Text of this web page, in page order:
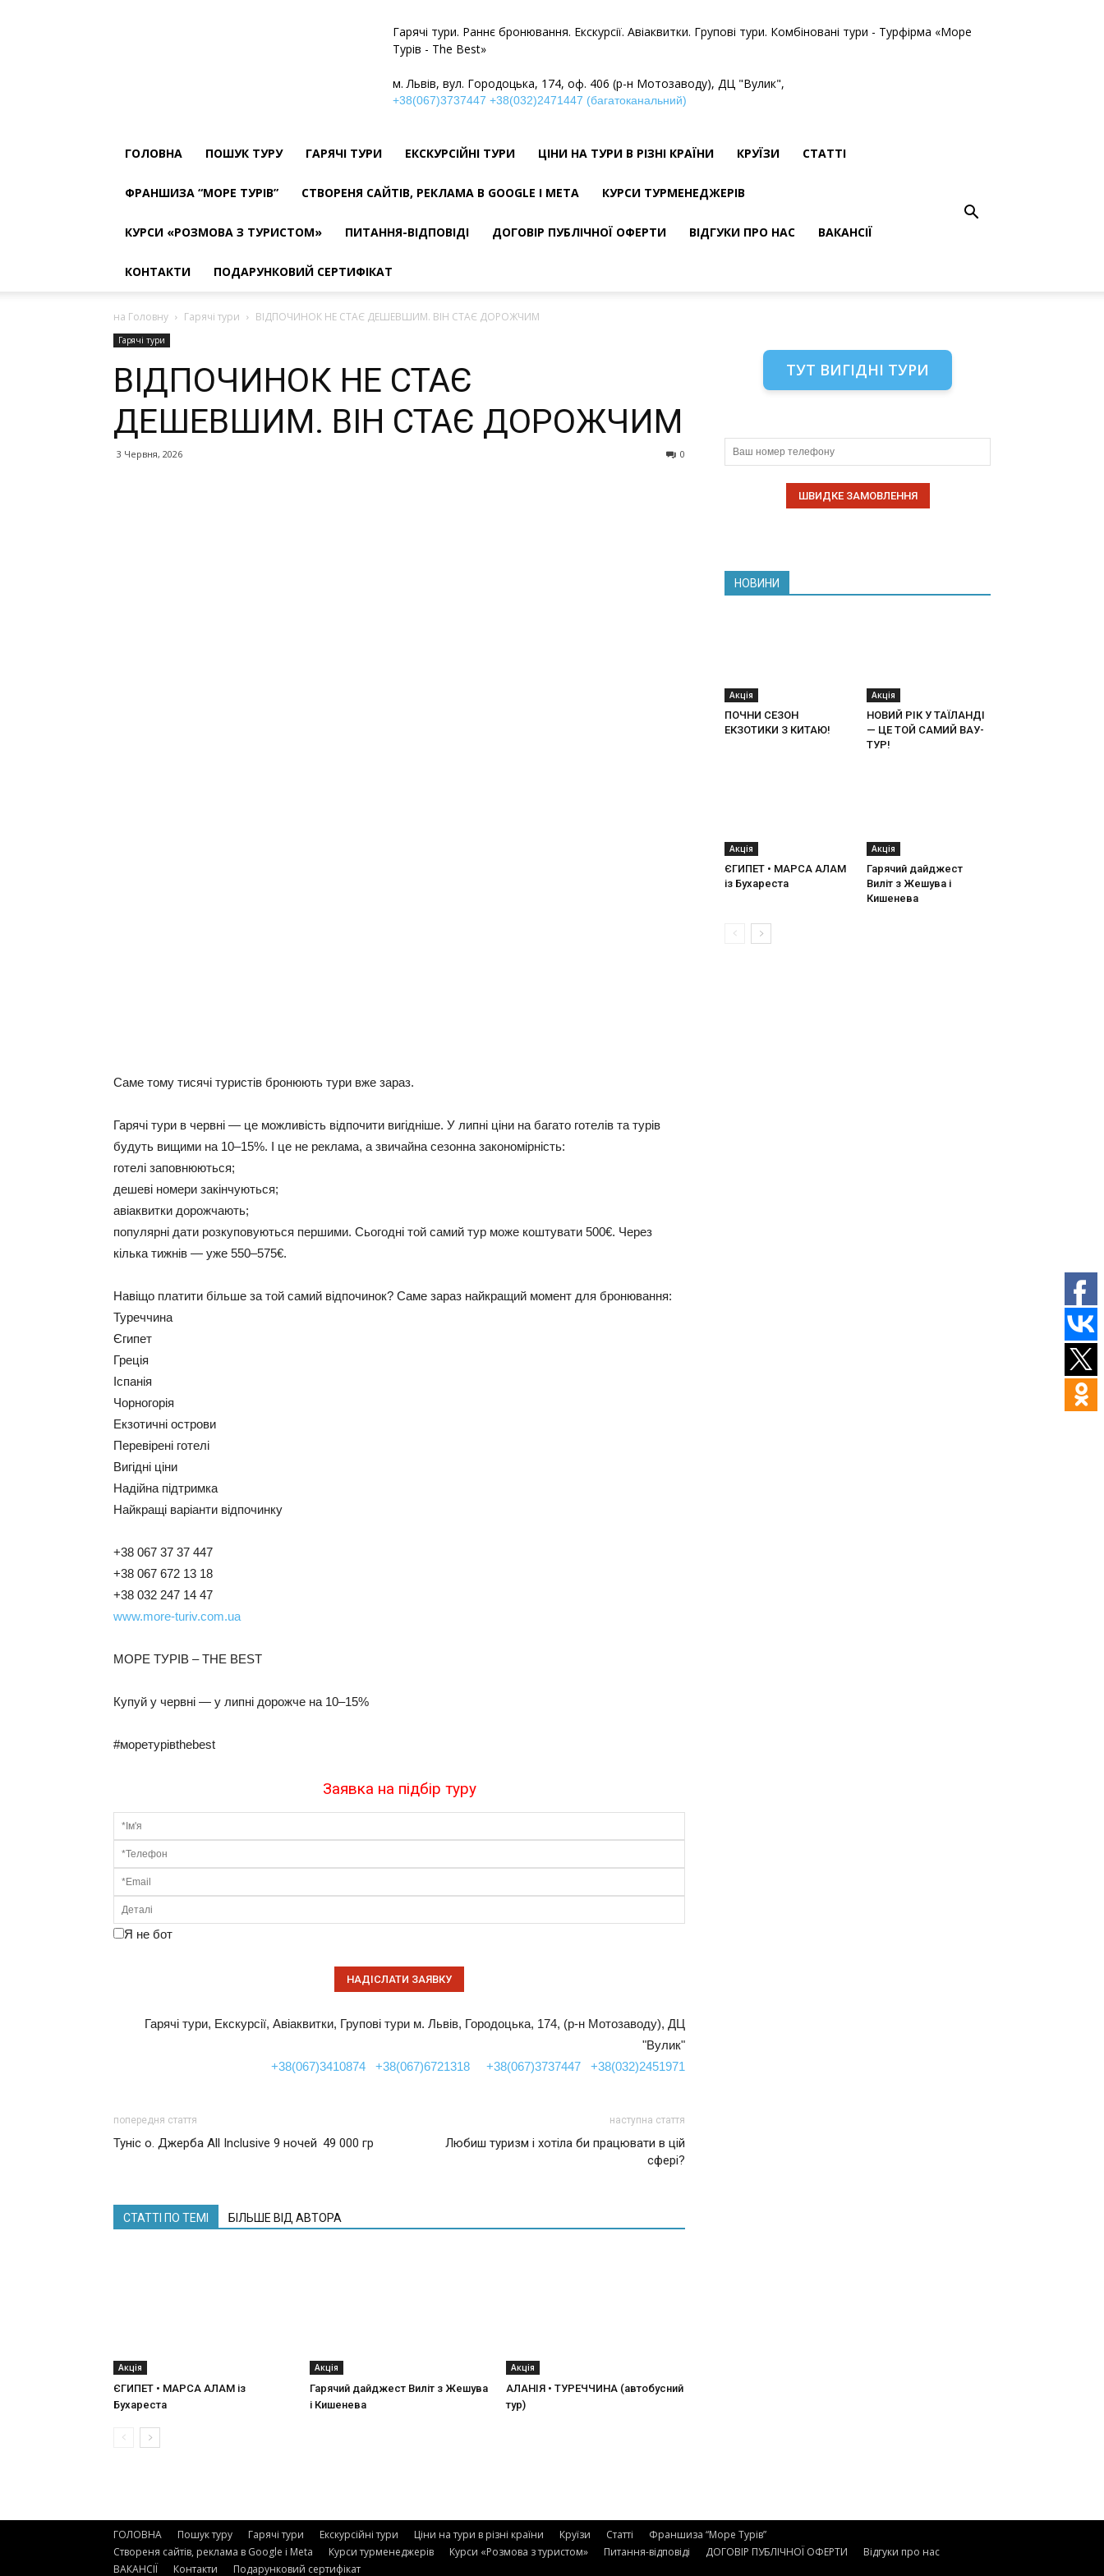
Гарячі тури. Раннє бронювання. Екскурсії. Авіаквитки. Групові тури. Комбіновані тури - Турфірма «Море
Турів - The Best»
м. Львів, вул. Городоцька, 174, оф. 406 (р-н Мотозаводу), ДЦ "Вулик",
+38(067)3737447 +38(032)2471447 (багатоканальний)
ГОЛОВНА ПОШУК ТУРУ ГАРЯЧІ ТУРИ ЕКСКУРСІЙНІ ТУРИ ЦІНИ НА ТУРИ В РІЗНІ КРАЇНИ КРУЇЗИ СТАТТІ
ФРАНШИЗА “МОРЕ ТУРІВ” СТВОРЕНЯ САЙТІВ, РЕКЛАМА В GOOGLE І META КУРСИ ТУРМЕНЕДЖЕРІВ
КУРСИ «РОЗМОВА З ТУРИСТОМ» ПИТАННЯ-ВІДПОВІДІ ДОГОВІР ПУБЛІЧНОЇ ОФЕРТИ ВІДГУКИ ПРО НАС ВАКАНСІЇ
КОНТАКТИ ПОДАРУНКОВИЙ СЕРТИФІКАТ
на Головну Гарячі тури ВІДПОЧИНОК НЕ СТАЄ ДЕШЕВШИМ. ВІН СТАЄ ДОРОЖЧИМ
Гарячі тури
ВІДПОЧИНОК НЕ СТАЄ
ДЕШЕВШИМ. ВІН СТАЄ ДОРОЖЧИМ
3 Червня, 2026 0
Саме тому тисячі туристів бронюють тури вже зараз.
Гарячі тури в червні — це можливість відпочити вигідніше. У липні ціни на багато готелів та турів
будуть вищими на 10–15%. І це не реклама, а звичайна сезонна закономірність:
готелі заповнюються;
дешеві номери закінчуються;
авіаквитки дорожчають;
популярні дати розкуповуються першими. Сьогодні той самий тур може коштувати 500€. Через
кілька тижнів — уже 550–575€.
Навіщо платити більше за той самий відпочинок? Саме зараз найкращий момент для бронювання:
Туреччина
Єгипет
Греція
Іспанія
Чорногорія
Екзотичні острови
Перевірені готелі
Вигідні ціни
Надійна підтримка
Найкращі варіанти відпочинку
+38 067 37 37 447
+38 067 672 13 18
+38 032 247 14 47
www.more-turiv.com.ua
МОРЕ ТУРІВ – THE BEST
Купуй у червні — у липні дорожче на 10–15%
#моретурівthebest
Заявка на підбір туру
Я не бот
Гарячі тури, Екскурсії, Авіаквитки, Групові тури м. Львів, Городоцька, 174, (р-н Мотозаводу), ДЦ
"Вулик"
+38(067)3410874
+38(067)6721318 +38(067)3737447 +38(032)2451971
попередня стаття
Туніс о. Джерба All Inclusive 9 ночей 49 000 гр
наступна стаття
Любиш туризм і хотіла би працювати в цій
сфері?
СТАТТІ ПО ТЕМІ БІЛЬШЕ ВІД АВТОРА
Акція
ЄГИПЕТ • МАРСА АЛАМ із
Бухареста
Акція
Гарячий дайджест Виліт з Жешува
і Кишенева
Акція
АЛАНІЯ • ТУРЕЧЧИНА (автобусний
тур)
ТУТ ВИГІДНІ ТУРИ
НОВИНИ
Акція
ПОЧНИ СЕЗОН
ЕКЗОТИКИ З КИТАЮ!
Акція
НОВИЙ РІК У ТАЇЛАНДІ
— ЦЕ ТОЙ САМИЙ ВАУ-
ТУР!
Акція
ЄГИПЕТ • МАРСА АЛАМ
із Бухареста
Акція
Гарячий дайджест
Виліт з Жешува і
Кишенева
ГОЛОВНА Пошук туру Гарячі тури Екскурсійні тури Ціни на тури в різні країни Круїзи Статті
Франшиза “Море Турів”
Створеня сайтів, реклама в Google і Meta
Курси турменеджерів Курси «Розмова з туристом» Питання-відповіді ДОГОВІР ПУБЛІЧНОЇ ОФЕРТИ
Відгуки про нас
ВАКАНСІЇ
Контакти Подарунковий сертифікат